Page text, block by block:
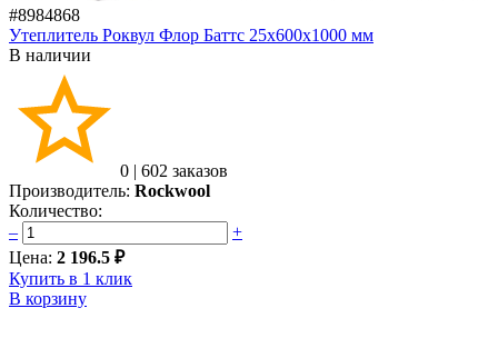
#8984868
Утеплитель Роквул Флор Баттс 25x600x1000 мм
В наличии
0 | 602 заказов
Производитель: Rockwool
Количество:
–
+
Цена: 2 196.5 ₽
Купить в 1 клик
В корзину